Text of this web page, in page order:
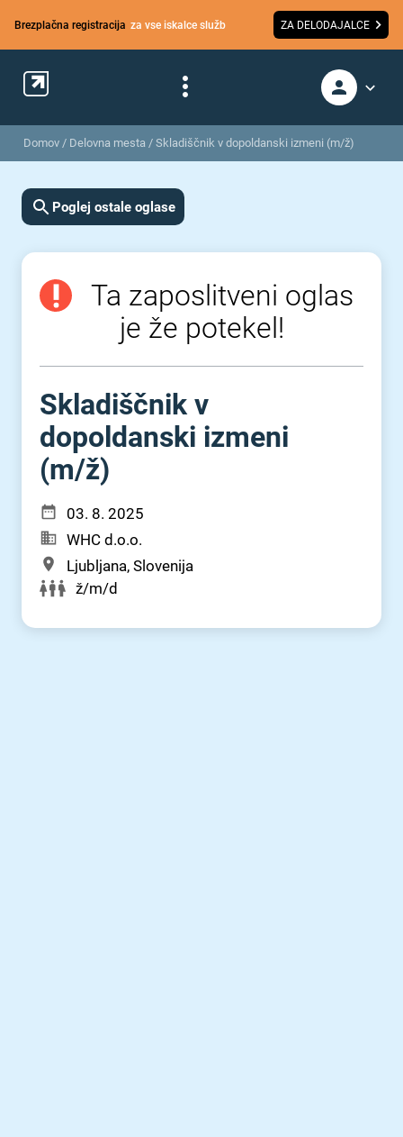
Brezplačna registracija za vse iskalce služb ZA DELODAJALCE
Domov / Delovna mesta / Skladiščnik v dopoldanski izmeni (m/ž)
Poglej ostale oglase
Ta zaposlitveni oglas
je že potekel!
Skladiščnik v
dopoldanski izmeni
(m⁠/⁠ž)
03. 8. 2025
WHC d.o.o.
Ljubljana, Slovenija
ž/m/d